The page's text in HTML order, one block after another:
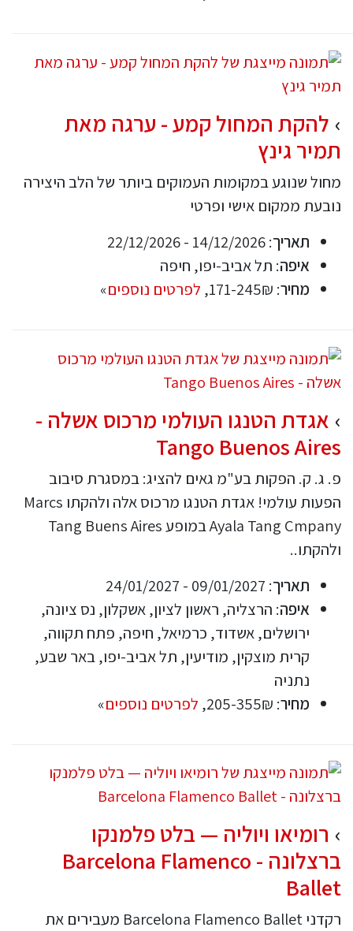
להקת המחול קמע - ערגה מאת
תמיר גינץ
מחול שנוגע במקומות העמוקים ביותר של הלב היצירה
נובעת ממקום אישי ופרטי
תאריך: 14/12/2026 - 22/12/2026
איפה: תל אביב-יפו, חיפה
מחיר: 171-245₪, לפרטים נוספים»
אגדת הטנגו העולמי מרכוס אשלה -
Tango Buenos Aires
פ. ג. ק. הפקות בע"מ גאים להציג: במסגרת סיבוב
הפעות עולמי! אגדת הטנגו מרכוס אלה ולהקתו Marcs
Ayala Tang Cmpany במופע Tang Buens Aires
ולהקתו..
תאריך: 09/01/2027 - 24/01/2027
איפה: הרצליה, ראשון לציון, אשקלון, נס ציונה,
ירושלים, אשדוד, כרמיאל, חיפה, פתח תקווה,
קרית מוצקין, מודיעין, תל אביב-יפו, באר שבע,
נתניה
מחיר: 205-355₪, לפרטים נוספים»
רומיאו ויוליה — בלט פלמנקו
ברצלונה - Barcelona Flamenco
Ballet
רקדני Barcelona Flamenco Ballet מעבירים את